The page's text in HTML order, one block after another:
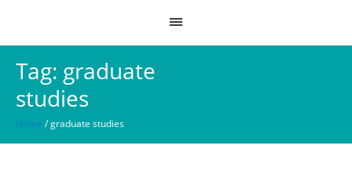
Tag: graduate
studies
Home /graduate studies